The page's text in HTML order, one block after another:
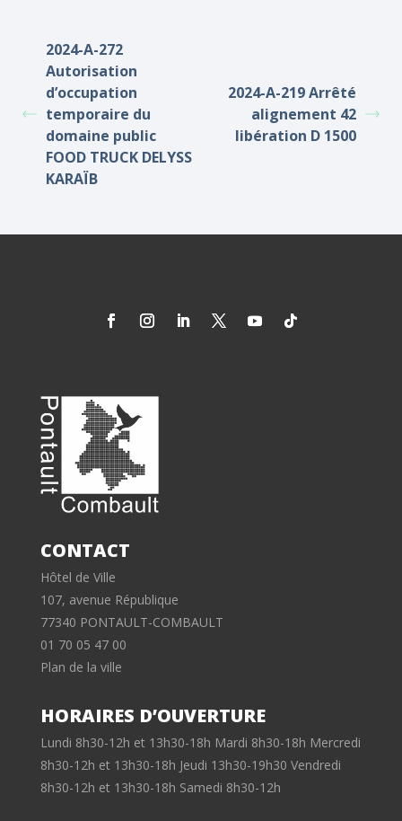
2024-A-272
Autorisation
d’occupation
temporaire du
domaine public
FOOD TRUCK DELYSS
KARAÏB
2024-A-219 Arrêté
alignement 42
libération D 1500
CONTACT
Hôtel de Ville
107, avenue République
77340 PONTAULT-COMBAULT
01 70 05 47 00
Plan de la ville
HORAIRES D’OUVERTURE
Lundi 8h30-12h et 13h30-18h Mardi 8h30-18h Mercredi
8h30-12h et 13h30-18h Jeudi 13h30-19h30 Vendredi
8h30-12h et 13h30-18h Samedi 8h30-12h